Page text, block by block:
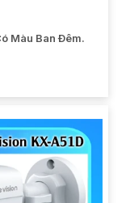
Màu Ban Ðêm.